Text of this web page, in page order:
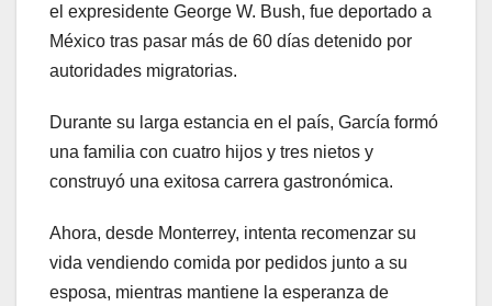
el expresidente George W. Bush, fue deportado a
México tras pasar más de 60 días detenido por
autoridades migratorias.
Durante su larga estancia en el país, García formó
una familia con cuatro hijos y tres nietos y
construyó una exitosa carrera gastronómica.
Ahora, desde Monterrey, intenta recomenzar su
vida vendiendo comida por pedidos junto a su
esposa, mientras mantiene la esperanza de